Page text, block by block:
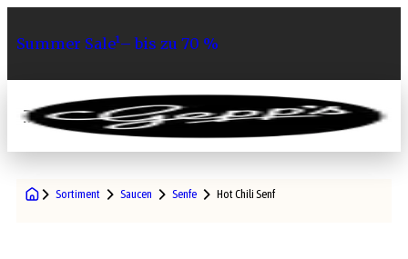
Summer Sale¹– bis zu 70 %
0
Sortiment Saucen Senfe Hot Chili Senf